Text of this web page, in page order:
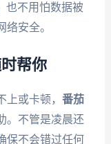
也不用怕数据被
安全。
帮你
或卡顿， 番茄
。不管是凌晨还
保不会错过任何